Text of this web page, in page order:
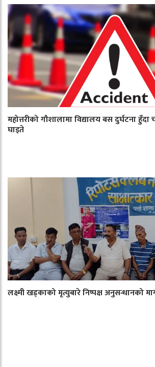
महोत्तरीको गौशालामा विद्यालय बस दुर्घटना
घाइते
लक्ष्मी खड्काको मृत्युबारे निष्पक्ष अनुसन्धानको